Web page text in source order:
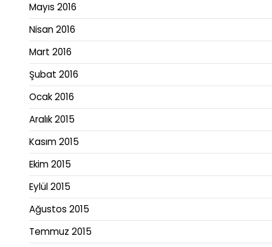
Mayıs 2016
Nisan 2016
Mart 2016
Şubat 2016
Ocak 2016
Aralık 2015
Kasım 2015
Ekim 2015
Eylül 2015
Ağustos 2015
Temmuz 2015